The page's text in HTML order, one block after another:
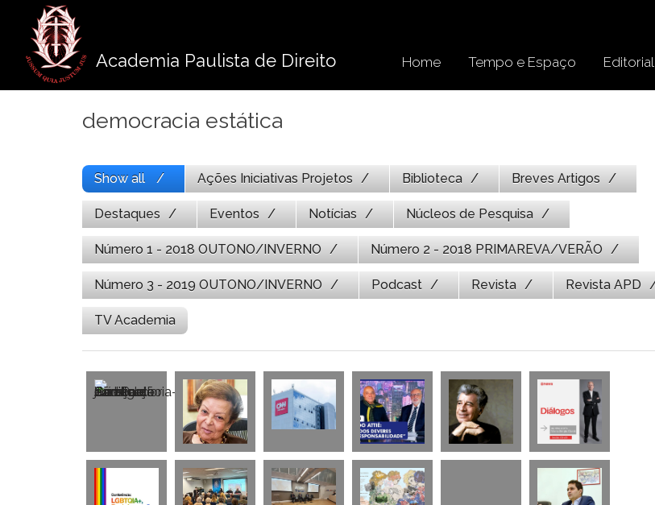
conteúdo
Academia Paulista de Direito Home Tempo e Espaço Editorial
democracia estática
Show all Ações Iniciativas Projetos Biblioteca Breves Artigos
Destaques Eventos Notícias Núcleos de Pesquisa
Número 1 - 2018 OUTONO/INVERNO Número 2 - 2018 PRIMAREVA/VERÃO
Número 3 - 2019 OUTONO/INVERNO Podcast Revista Revista APD
TV Academia